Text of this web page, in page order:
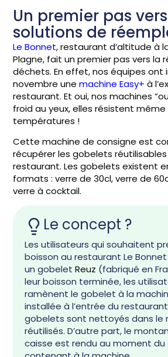
Un premier pas
solutions de
Le Bonnet, restaurant d’altitude à
Plagne, fait un premier pas vers la
déchets. En effet, nos équipes ont
novembre unemachine Easy+ à
restaurant. Et oui, nos machines
froid au yeux, elles résistent même
températures !
Cette machine de consigne est
récupérer les gobelets
restaurant. Les gobelets existent
formats : verre de 30cl, verre de
verre à cocktail.
Le concept ?
Les utilisateurs qui souhaitent
boisson au restaurant Le
un gobeletReuz (fabriqué en
leur boisson terminée, les
ramènent le gobelet à la
installée à l’entrée du
gobelets sont nettoyés dans le
réutilisés. D’autre part, le
caisse est rendu au moment